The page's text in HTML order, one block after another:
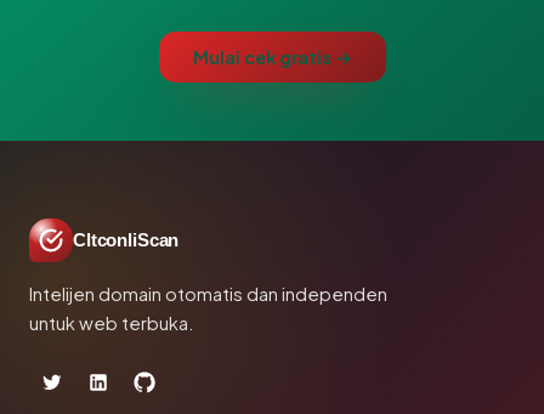
Mulai cek gratis →
CltconliScan
Intelijen domain otomatis dan independen
untuk web terbuka.